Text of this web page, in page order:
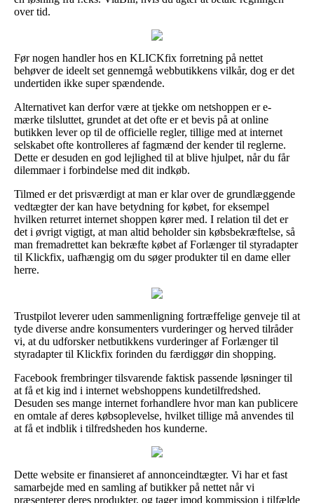
over tid.
Før nogen handler hos en KLICKfix forretning på nettet
behøver de ideelt set gennemgå webbutikkens vilkår, dog er det
undertiden ikke super spændende.
Alternativet kan derfor være at tjekke om netshoppen er e-
mærke tilsluttet, grundet at det ofte er et bevis på at online
butikken lever op til de officielle regler, tillige med at internet
selskabet ofte kontrolleres af fagmænd der kender til reglerne.
Dette er desuden en god lejlighed til at blive hjulpet, når du får
dilemmaer i forbindelse med dit indkøb.
Tilmed er det prisværdigt at man er klar over de grundlæggende
vedtægter der kan have betydning for købet, for eksempel
hvilken returret internet shoppen kører med. I relation til det er
det i øvrigt vigtigt, at man altid beholder sin købsbekræftelse, så
man fremadrettet kan bekræfte købet af Forlænger til styradapter
til Klickfix, uafhængig om du søger produkter til en dame eller
herre.
Trustpilot leverer uden sammenligning fortræffelige genveje til at
tyde diverse andre konsumenters vurderinger og herved tilråder
vi, at du udforsker netbutikkens vurderinger af Forlænger til
styradapter til Klickfix forinden du færdiggør din shopping.
Facebook frembringer tilsvarende faktisk passende løsninger til
at få et kig ind i internet webshoppens kundetilfredshed.
Desuden ses mange internet forhandlere hvor man kan publicere
en omtale af deres købsoplevelse, hvilket tillige må anvendes til
at få et indblik i tilfredsheden hos kunderne.
Dette website er finansieret af annonceindtægter. Vi har et fast
samarbejde med en samling af butikker på nettet når vi
præsenterer deres produkter, og tager imod kommission i tilfælde